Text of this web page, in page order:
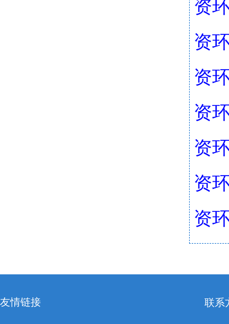
资
资
资
资
资
资
资
友情链接 联系